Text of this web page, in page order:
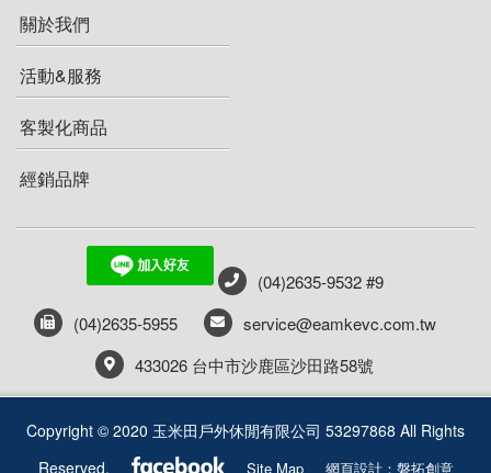
登山背包(50L以上)
折疊睡墊
羽絨睡袋 蓋毯
刷毛睡袋 蓋毯
蜘蛛爐(分離式瓦斯爐)
登頂爐(直立式瓦斯爐)
效率系統爐 高效能鍋爐
烤架
刀具
碗盤
餐廚配件
戶外傢俱週邊
雨傘
工具鉗
手機或對講機防水袋
打火棒 打火石 點火器
戶外小物
哨 求生用具 急救用具
指北針
快乾毛巾
扣具
車頂帳
車頂架
手套
健行手套
保暖手套
技術防護手套
書籍
工作服
外套
衣服
帽子
關於我們
活動&服務
客製化商品
經銷品牌
(04)2635-9532 #9
(04)2635-5955
service@eamkevc.com.tw
433026 台中市沙鹿區沙田路58號
Copyright © 2020 玉米田戶外休閒有限公司 53297868 All Rights
Reserved.
Site Map 網頁設計：磐拓創意